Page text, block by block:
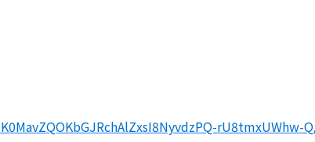
lZxsI8NyvdzPQ-rU8tmxUWhw-